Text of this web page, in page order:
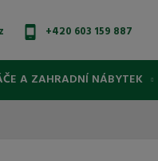
+420 603 159 887
A ZAHRADNÍ NÁBYTEK